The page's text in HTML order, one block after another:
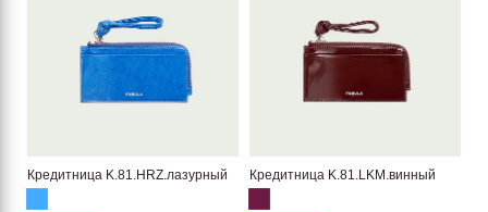
Кредитница K.81.HRZ.лазурный Кредитница K.81.LKM.винный